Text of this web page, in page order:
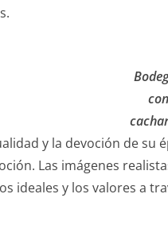
con
y la devoción de su
Las imágenes
ideales y los valores a